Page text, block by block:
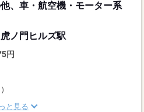
、車・航空機・モーター系
ノ門ヒルズ駅
円
と見る